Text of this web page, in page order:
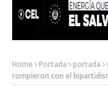
Home Portada portada
rompieron con el